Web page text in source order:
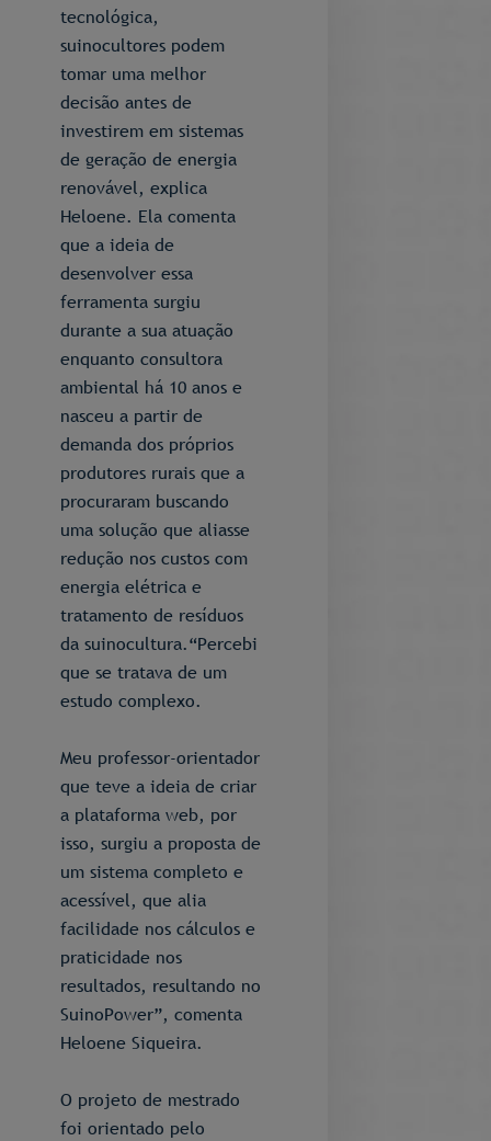
tecnológica,
suinocultores podem
tomar uma melhor
decisão antes de
investirem em sistemas
de geração de energia
renovável, explica
Heloene. Ela comenta
que a ideia de
desenvolver essa
ferramenta surgiu
durante a sua atuação
enquanto consultora
ambiental há 10 anos e
nasceu a partir de
demanda dos próprios
produtores rurais que a
procuraram buscando
uma solução que aliasse
redução nos custos com
energia elétrica e
tratamento de resíduos
da suinocultura.“Percebi
que se tratava de um
estudo complexo.
Meu professor-orientador
que teve a ideia de criar
a plataforma web, por
isso, surgiu a proposta de
um sistema completo e
acessível, que alia
facilidade nos cálculos e
praticidade nos
resultados, resultando no
SuinoPower”, comenta
Heloene Siqueira.
O projeto de mestrado
foi orientado pelo